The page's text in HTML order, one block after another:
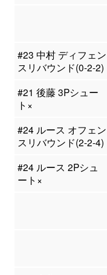
#23 中村 ディフェン
スリバウンド(0-2-2)
#21 後藤 3Pシュー
ト×
#24 ルース オフェン
スリバウンド(2-2-4)
#24 ルース 2Pシュ
ート×